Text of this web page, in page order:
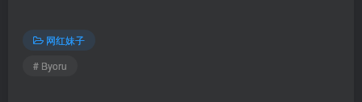
网红妹子
# Byoru